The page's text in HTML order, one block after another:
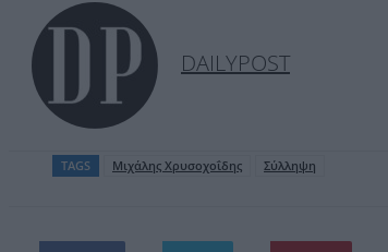
DAILYPOST
TAGS Μιχάλης Χρυσοχοΐδης Σύλληψη